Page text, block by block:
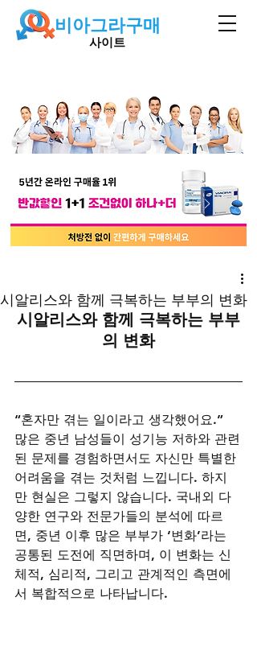
비아그라구매
사이트
시알리스와 함께 극복하는 부부의 변화
시알리스와 함께 극복하는 부부
의 변화
“혼자만 겪는 일이라고 생각했어요.”
많은 중년 남성들이 성기능 저하와 관련
된 문제를 경험하면서도 자신만 특별한
어려움을 겪는 것처럼 느낍니다. 하지
만 현실은 그렇지 않습니다. 국내외 다
양한 연구와 전문가들의 분석에 따르
면, 중년 이후 많은 부부가 ‘변화’라는
공통된 도전에 직면하며, 이 변화는 신
체적, 심리적, 그리고 관계적인 측면에
서 복합적으로 나타납니다.